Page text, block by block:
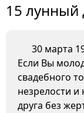
15 лунный
30 марта
Если Вы
свадебного
незрелости
друга без